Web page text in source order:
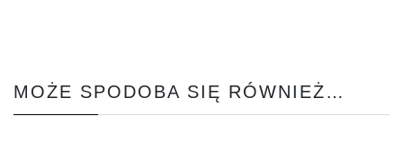
MOŻE SPODOBA SIĘ RÓWNIEŻ…